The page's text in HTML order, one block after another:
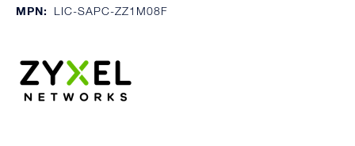
MPN:
LIC-SAPC-ZZ1M08F